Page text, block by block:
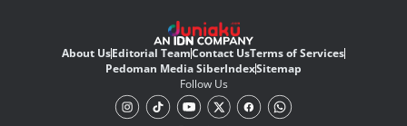
About UsEditorial TeamContact UsTerms of Services
Pedoman Media SiberIndexSitemap
Follow Us